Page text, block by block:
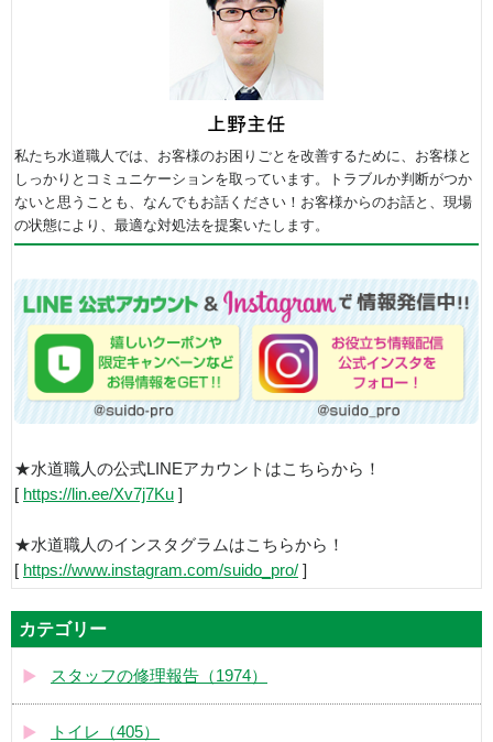
私たち水道職人では、お客様のお困りごとを改善するために、お客様と
しっかりとコミュニケーションを取っています。トラブルか判断がつか
ないと思うことも、なんでもお話ください！お客様からのお話と、現場
の状態により、最適な対処法を提案いたします。
★水道職人の公式LINEアカウントはこちらから！
[ https://lin.ee/Xv7j7Ku ]
★水道職人のインスタグラムはこちらから！
[ https://www.instagram.com/suido_pro/ ]
カテゴリー
スタッフの修理報告（1974）
トイレ（405）